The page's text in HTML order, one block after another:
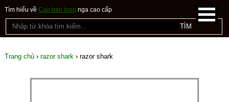
Tìm hiểu về Cao ban long nga cao cấp
Trang chủ › razor shark ›razor shark